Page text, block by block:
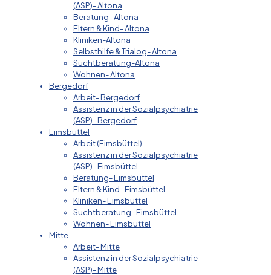
(ASP)- Altona
Beratung- Altona
Eltern & Kind- Altona
Kliniken-Altona
Selbsthilfe & Trialog- Altona
Suchtberatung-Altona
Wohnen- Altona
Bergedorf
Arbeit- Bergedorf
Assistenz in der Sozialpsychiatrie
(ASP)- Bergedorf
Eimsbüttel
Arbeit (Eimsbüttel)
Assistenz in der Sozialpsychiatrie
(ASP)- Eimsbüttel
Beratung- Eimsbüttel
Eltern & Kind- Eimsbüttel
Kliniken- Eimsbüttel
Suchtberatung- Eimsbüttel
Wohnen- Eimsbüttel
Mitte
Arbeit- Mitte
Assistenz in der Sozialpsychiatrie
(ASP)- Mitte